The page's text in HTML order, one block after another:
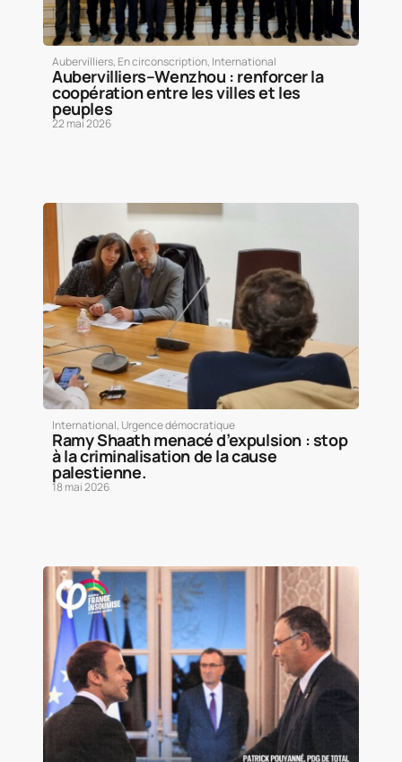
Aubervilliers, En circonscription, International
Aubervilliers–Wenzhou : renforcer la
coopération entre les villes et les
peuples
22 mai 2026
International, Urgence démocratique
Ramy Shaath menacé d’expulsion : stop
à la criminalisation de la cause
palestienne.
18 mai 2026